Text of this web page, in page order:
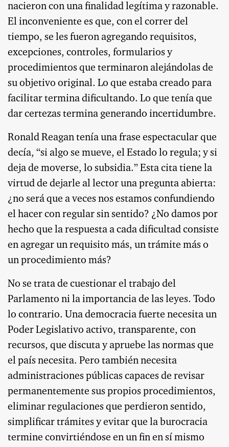
nacieron con una finalidad legítima y razonable.
El inconveniente es que, con el correr del
tiempo, se les fueron agregando requisitos,
excepciones, controles, formularios y
procedimientos que terminaron alejándolas de
su objetivo original. Lo que estaba creado para
facilitar termina dificultando. Lo que tenía que
dar certezas termina generando incertidumbre.
Ronald Reagan tenía una frase espectacular que
decía, “si algo se mueve, el Estado lo regula; y si
deja de moverse, lo subsidia.” Esta cita tiene la
virtud de dejarle al lector una pregunta abierta:
¿no será que a veces nos estamos confundiendo
el hacer con regular sin sentido? ¿No damos por
hecho que la respuesta a cada dificultad consiste
en agregar un requisito más, un trámite más o
un procedimiento más?
No se trata de cuestionar el trabajo del
Parlamento ni la importancia de las leyes. Todo
lo contrario. Una democracia fuerte necesita un
Poder Legislativo activo, transparente, con
recursos, que discuta y apruebe las normas que
el país necesita. Pero también necesita
administraciones públicas capaces de revisar
permanentemente sus propios procedimientos,
eliminar regulaciones que perdieron sentido,
simplificar trámites y evitar que la burocracia
termine convirtiéndose en un fin en sí mismo